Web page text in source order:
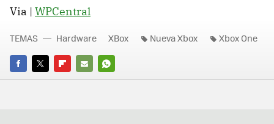
Via | WPCentral
FACEBOOK
TWITTERFLIPBOARD
E-
WHATSAPP
TEMAS Hardware XBox Nueva Xbox Xbox One